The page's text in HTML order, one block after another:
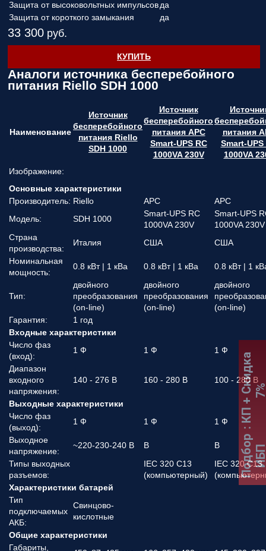
Защита от высоковольтных импульсовда
Защита от короткого замыкания
да
33 300 руб.
КУПИТЬ
Аналоги источника бесперебойного
питания Riello SDH 1000
Наименование
Источник
бесперебойного
питания Riello
SDH 1000
Источник
бесперебойного
питания APC
Smart-UPS RC
1000VA 230V
питания
Smart-UPS
1000VA
Изображение:
Основные характеристики
Производитель: Riello APC
APC
Модель:
SDH 1000
Smart-UPS RC
1000VA 230V
Smart-UPS
1000VA 230V
Страна
производства:
Италия США
США
Номинальная
мощность:
0.8 кВт | 1 кВа 0.8 кВт | 1 кВа 0.8 кВт | 1
Тип:
двойного
преобразования
(on-line)
двойного
преобразования
(on-line)
двойного
(on-line)
Гарантия:
1 год
Входные характеристики
Число фаз
(вход):
1 Ф 1 Ф
1 Ф
Диапазон
входного
напряжения:
140 - 276 В 160 - 280 В 100 - 280 В
Выходные характеристики
Число фаз
(выход):
1 Ф 1 Ф
1 Ф
Выходное
напряжение:
~220-230-240 В В
В
Типы выходных
разъемов:
IEC 320 C13
(компьютерный)
IEC 320 C13
Характеристики батарей
Тип
подключаемых
АКБ:
Свинцово-
кислотные
Общие характеристики
Габариты,
Подбор
:
К
П
+
С
к
и
д
к
а
7